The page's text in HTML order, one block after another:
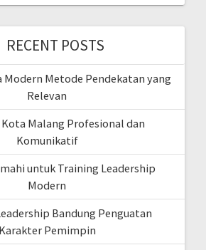
RECENT POSTS
Metode Pendekatan yang
Relevan
Malang Profesional dan
Komunikatif
untuk Training Leadership
Modern
Bandung Penguatan
Karakter Pemimpin